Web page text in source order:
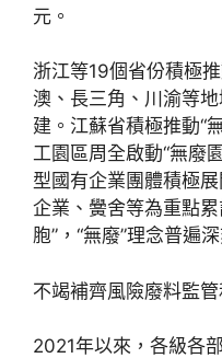
元。
浙江等19個省份積極
澳、長三角、川渝等
建。江蘇省積極推動“
工園區周全啟動“無廢
型國有企業團體積極展
企業、黌舍等為重點
胞”，“無廢”理念普遍
不竭補齊風險廢料監
2021年以來，各級各